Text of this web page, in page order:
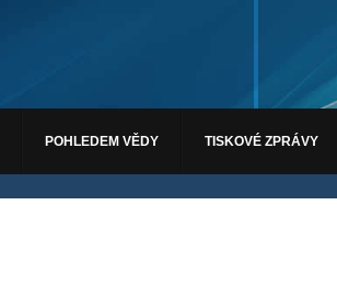
POHLEDEM VĚDY TISKOVÉ ZPRÁVY